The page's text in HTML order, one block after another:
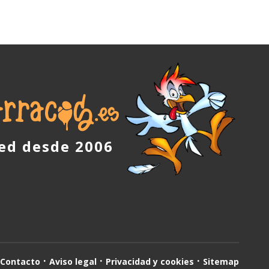
desde 2006
Contacto Aviso legal Privacidad y cookies Sitemap